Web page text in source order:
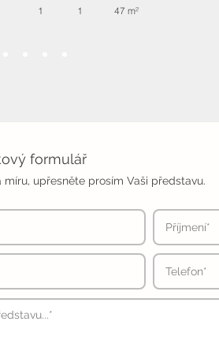
1 1 47 m²
formulář
upřesněte prosím Vaši představu.